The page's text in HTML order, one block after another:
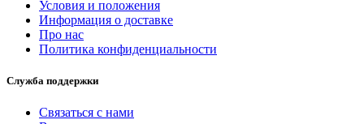
Условия и положения
Информация о доставке
Про нас
Политика конфиденциальности
Служба поддержки
Связаться с нами